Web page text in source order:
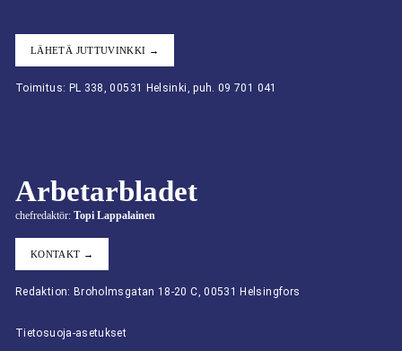
LÄHETÄ JUTTUVINKKI →
Toimitus: PL 338, 00531 Helsinki, puh. 09 701 041
Arbetarbladet
chefredaktör: Topi Lappalainen
KONTAKT →
Redaktion: Broholmsgatan 18-20 C, 00531 Helsingfors
Tietosuoja-asetukset